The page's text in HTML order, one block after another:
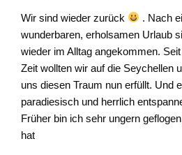
Wir sind wieder zurück
. Nach
wunderbaren, erholsamen Urlaub
wieder im Alltag angekommen.
Zeit wollten wir auf die Seychellen
uns diesen Traum nun erfüllt. Und
paradiesisch und herrlich
Früher bin ich sehr ungern
hat